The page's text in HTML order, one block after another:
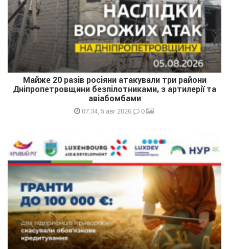
Майже 20 разів росіяни атакували три райони
Дніпропетровщини безпілотниками, з артилерії та
авіабомбами
07:34, 5 авг 2026 0